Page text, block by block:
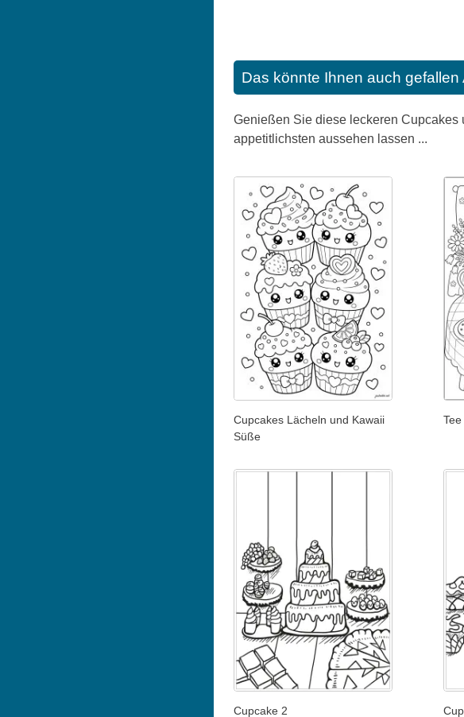
Das könnte Ihnen auch gefallen
Genießen Sie diese leckeren Cupcakes
appetitlichsten aussehen lassen ...
Cupcakes Lächeln und Kawaii
Süße
Cupcake 2